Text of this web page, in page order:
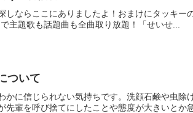
しならここにありましたよ！おまけにタッキ
主題歌も話題曲も全曲取り放題！「せいせ...
ついて
に信じられない気持ちです。洗顔石鹸や虫除
輩を呼び捨てにしたことや態度が大きいとか